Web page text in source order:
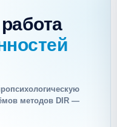
методов DIR —